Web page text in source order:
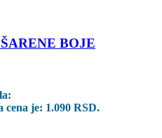
BOJE
cena je: 1.090 RSD.